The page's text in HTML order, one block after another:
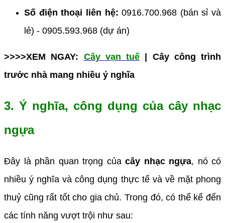
Số điện thoại liên hệ: 0916.700.968 (bán sỉ và
lẻ) - 0905.593.968 (dự án)
>>>>XEM NGAY: Cây vạn tuế | Cây công trình
trước nhà mang nhiều ý nghĩa
3. Ý nghĩa, công dụng của cây nhạc
ngựa
Đây là phần quan trọng củacây nhạc ngựa, nó có
nhiều ý nghĩa và công dụng thực tế và về mặt phong
thuỷ cũng rất tốt cho gia chủ. Trong đó, có thể kể đến
các tính năng vượt trội như sau: